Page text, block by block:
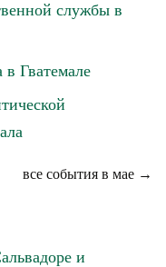
службы в
Гватемале
все события в мае →
и